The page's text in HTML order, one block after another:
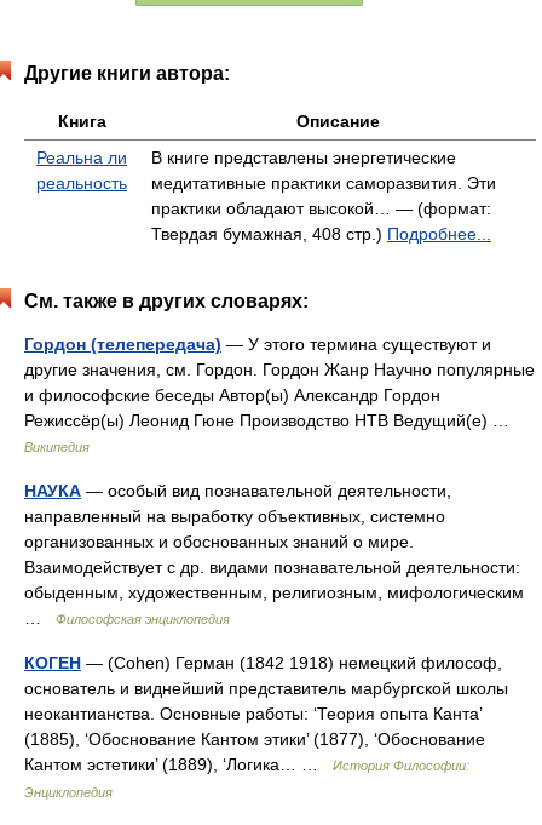
Другие книги автора:
Книга
Описание
Реальна ли
реальность
В книге представлены энергетические
медитативные практики саморазвития. Эти
практики обладают высокой… — (формат:
Твердая бумажная, 408 стр.) Подробнее...
См. также в других словарях:
Гордон (телепередача) — У этого термина существуют и
другие значения, см. Гордон. Гордон Жанр Научно популярные
и философские беседы Автор(ы) Александр Гордон
Режиссёр(ы) Леонид Гюне Производство НТВ Ведущий(е) …
Википедия
НАУКА — особый вид познавательной деятельности,
направленный на выработку объективных, системно
организованных и обоснованных знаний о мире.
Взаимодействует с др. видами познавательной деятельности:
обыденным, художественным, религиозным, мифологическим
Философская энциклопедия
КОГЕН — (Cohen) Герман (1842 1918) немецкий философ,
основатель и виднейший представитель марбургской школы
неокантианства. Основные работы: ‘Теория опыта Канта’
(1885), ‘Обоснование Кантом этики’ (1877), ‘Обоснование
Кантом эстетики’ (1889), ‘Логика… …
История Философии:
Энциклопедия